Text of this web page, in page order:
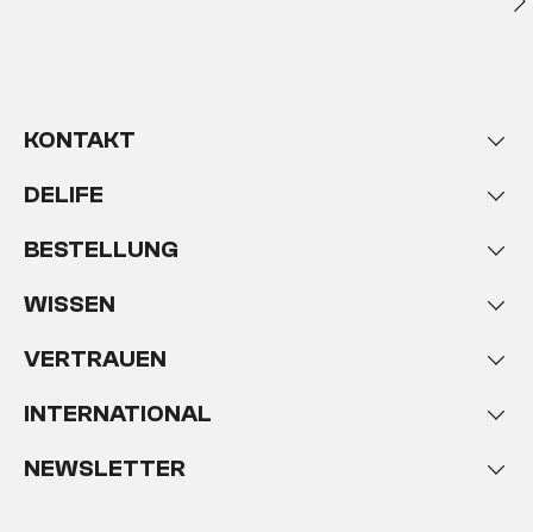
KONTAKT
DELIFE
BESTELLUNG
WISSEN
VERTRAUEN
INTERNATIONAL
NEWSLETTER